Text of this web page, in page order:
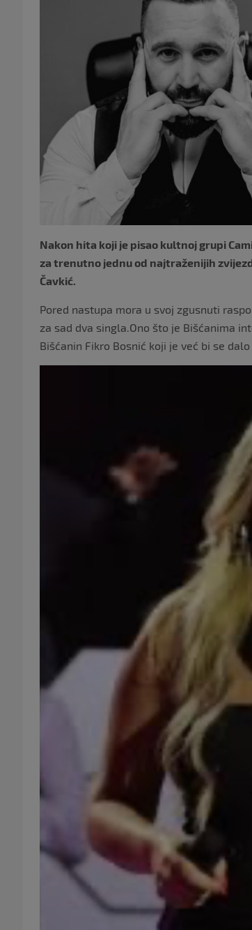
Nakon hita koji je pisao kultnoj grupi
za trenutno jednu od najtraženijih
Čavkić.
Pored nastupa mora u svoj zgusnuti
za sad dva singla.Ono što je Bišćanima
Bišćanin Fikro Bosnić koji je već bi se